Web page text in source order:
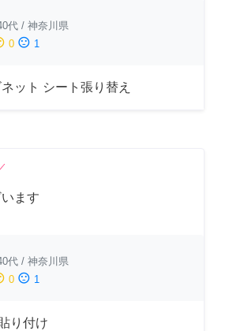
代 / 神奈川県
0 sentiment_dissatisfied 1
ット シート張り替え
ます
代 / 神奈川県
0 sentiment_dissatisfied 1
り付け